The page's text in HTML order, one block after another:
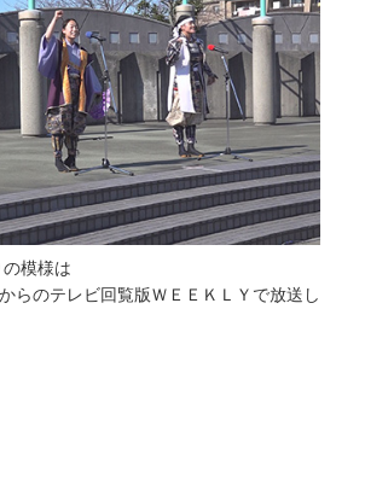
模様は
らのテレビ回覧版ＷＥＥＫＬＹで放送し